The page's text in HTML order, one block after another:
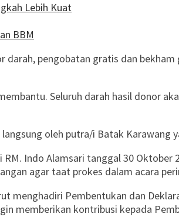
Lebih Kuat
BBM
darah, pengobatan gratis dan
Seluruh darah hasil donor
oleh putra/i Batak Karawang
Indo Alamsari tanggal 30
agar taat prokes dalam acara
menghadiri Pembentukan dan
memberikan kontribusi kepada